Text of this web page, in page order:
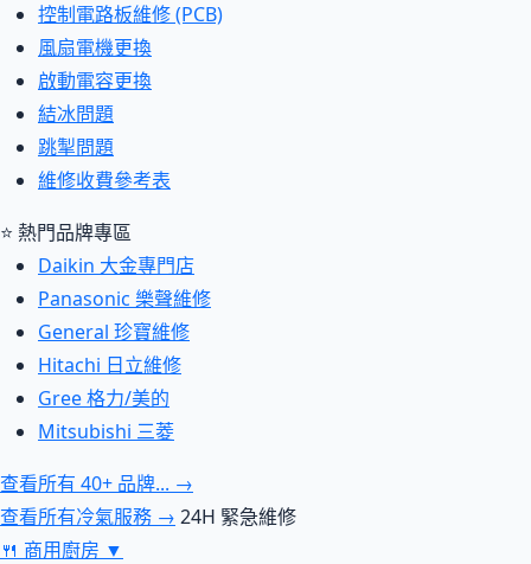
控制電路板維修 (PCB)
風扇電機更換
啟動電容更換
結冰問題
跳掣問題
維修收費參考表
⭐ 熱門品牌專區
Daikin 大金專門店
Panasonic 樂聲維修
General 珍寶維修
Hitachi 日立維修
Gree 格力/美的
Mitsubishi 三菱
查看所有 40+ 品牌... →
查看所有冷氣服務 → 24H 緊急維修
🍴 商用廚房 ▼